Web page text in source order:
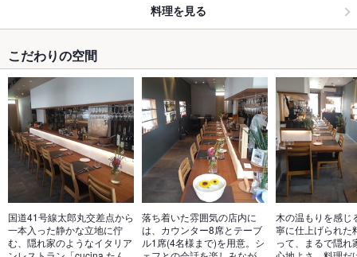
料理を見る
こだわりの空間
国道41号線太郎丸交差点から
一本入った静かな立地に佇
む、隠れ家のようなイタリア
落ち着いた雰囲気の店内に
は、カウンター8席とテーブ
ル1席(4名様まで)を用意。シ
木の温もりを感じ
寧に仕上げられた
って、まるで隠れ